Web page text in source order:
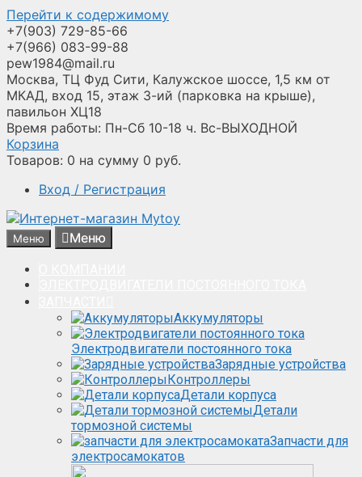
Перейти к содержимому
+7(903) 729-85-66
+7(966) 083-99-88
pew1984@mail.ru
Москва, ТЦ Фуд Сити, Калужское шоссе, 1,5 км от
МКАД, вход 15, этаж 3-ий (парковка на крыше),
павильон ХЦ18
Время работы: Пн-Сб 10-18 ч. Вс-ВЫХОДНОЙ
Корзина
Товаров: 0 на сумму 0 руб.
Вход / Регистрация
Меню Меню
Аккумуляторы
Электродвигатели постоянного тока
Зарядные устройства
Контроллеры
Детали корпуса
Детали
тормозной системы
Запчасти для
электросамокатов